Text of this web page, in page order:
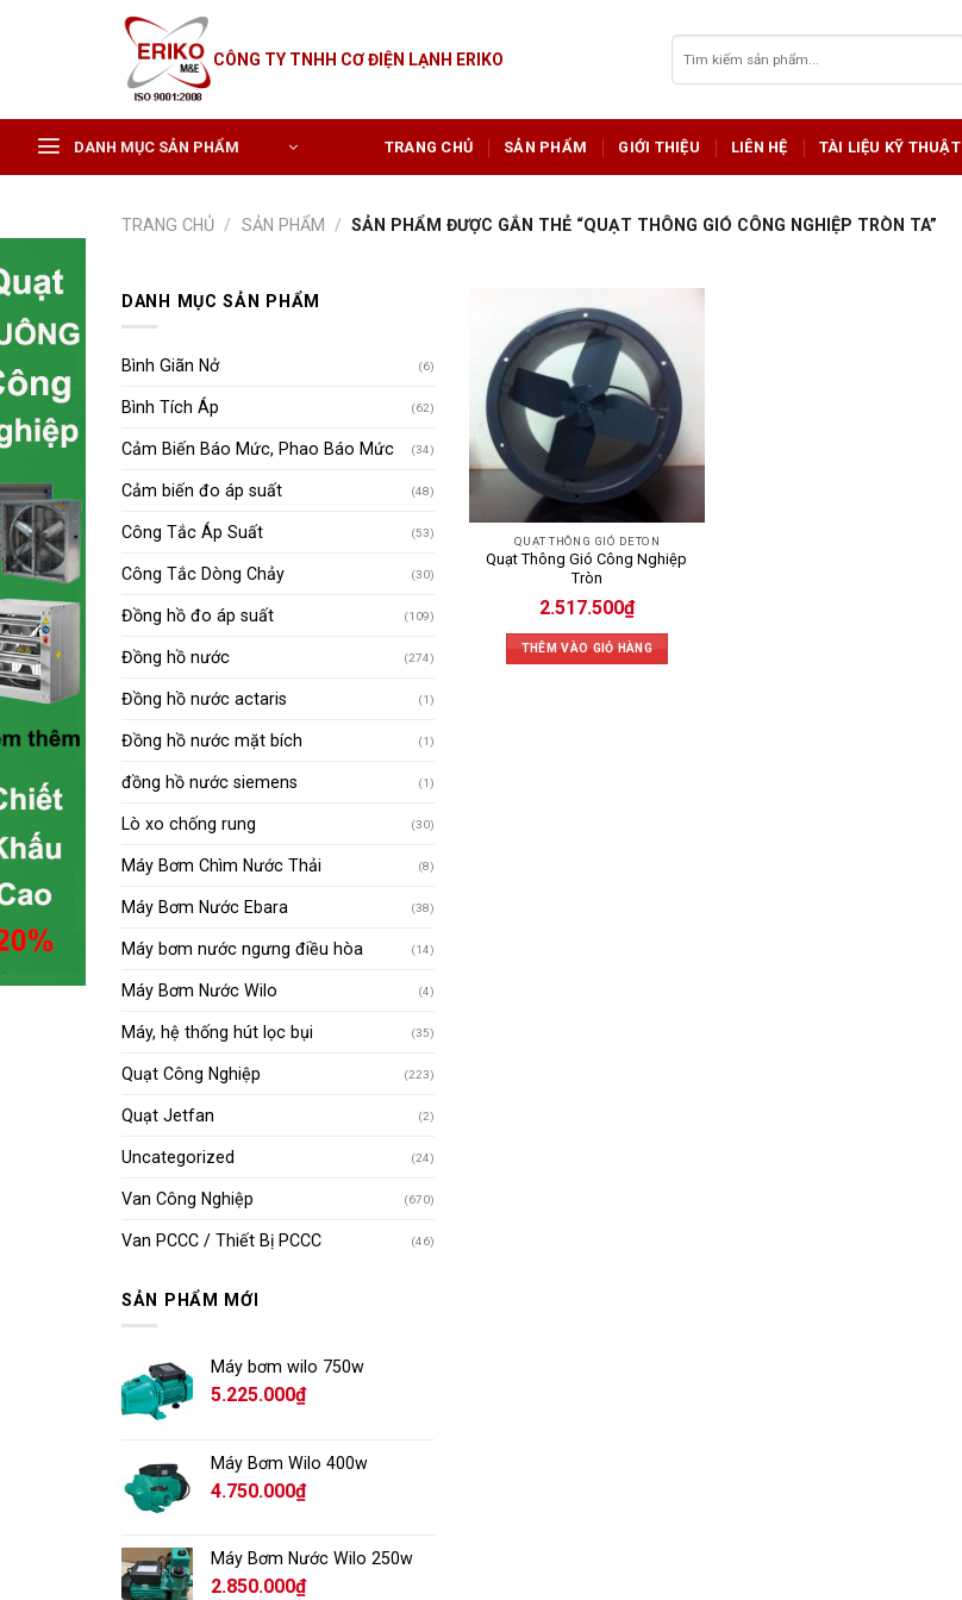
CÔNG TY TNHH CƠ ĐIỆN LẠNH ERIKO
kiếm:
DANH MỤC SẢN PHẨM TRANG CHỦ SẢN PHẨM GIỚI THIỆU LIÊN HỆ TÀI LIỆU KỸ THUẬT
TRANG CHỦ / SẢN PHẨM / SẢN PHẨM ĐƯỢC GẮN THẺ “QUẠT THÔNG GIÓ CÔNG NGHIỆP TRÒN TA”
DANH MỤC SẢN PHẨM
Bình Giãn Nở (6)
Bình Tích Áp (62)
Cảm Biến Báo Mức, Phao Báo Mức (34)
Cảm biến đo áp suất (48)
Công Tắc Áp Suất (53)
Công Tắc Dòng Chảy (30)
Đồng hồ đo áp suất (109)
Đồng hồ nước (274)
Đồng hồ nước actaris (1)
Đồng hồ nước mặt bích (1)
đồng hồ nước siemens (1)
Lò xo chống rung (30)
Máy Bơm Chìm Nước Thải (8)
Máy Bơm Nước Ebara (38)
Máy bơm nước ngưng điều hòa (14)
Máy Bơm Nước Wilo (4)
Máy, hệ thống hút lọc bụi (35)
Quạt Công Nghiệp (223)
Quạt Jetfan (2)
Uncategorized (24)
Van Công Nghiệp (670)
Van PCCC / Thiết Bị PCCC (46)
SẢN PHẨM MỚI
Máy bơm wilo 750w
5.225.000₫
Máy Bơm Wilo 400w
4.750.000₫
Máy Bơm Nước Wilo 250w
2.850.000₫
QUẠT THÔNG GIÓ DETON
Quạt Thông Gió Công Nghiệp
Tròn
2.517.500₫
THÊM VÀO GIỎ HÀNG